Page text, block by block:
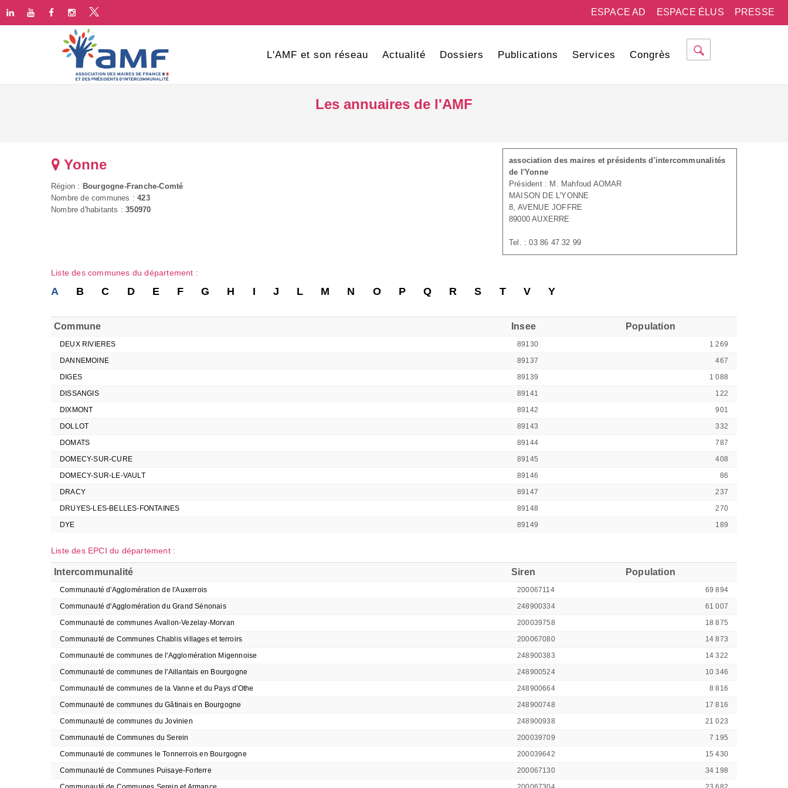
PRESSE
ESPACE ÉLUS
ESPACE AD
L'AMF et son réseau Actualité Dossiers Publications Services Congrès
Les annuaires de l'AMF
association des maires et présidents d'intercommunalités
de l'Yonne
Président : M. Mahfoud AOMAR
MAISON DE L'YONNE
8, AVENUE JOFFRE
89000 AUXERRE
Tel. : 03 86 47 32 99
Yonne
Région : Bourgogne-Franche-Comté
Nombre de communes :423
Nombre d'habitants :350970
Liste des communes du département :
A B C D E F G H I J L M N O P Q R S T V Y
Commune Insee Population
DEUX RIVIERES 89130
1 269
DANNEMOINE
89137
467
DIGES
89139
1 088
DISSANGIS
89141
122
DIXMONT
89142
901
DOLLOT
89143
332
DOMATS
89144
787
DOMECY-SUR-CURE
89145
408
DOMECY-SUR-LE-VAULT
89146
86
DRACY
89147
237
DRUYES-LES-BELLES-FONTAINES
89148
270
DYE
89149 189
Liste des EPCI du département :
Intercommunalité Siren Population
Communauté d'Agglomération de l'Auxerrois 200067114
69 894
Communauté d'Agglomération du Grand Sénonais
248900334
61 007
Communauté de communes Avallon-Vezelay-Morvan
200039758
18 875
Communauté de Communes Chablis villages et terroirs
200067080
14 873
Communauté de communes de l'Agglomération Migennoise
248900383
14 322
Communauté de communes de l'Aillantais en Bourgogne
248900524
10 346
Communauté de communes de la Vanne et du Pays d'Othe
248900664
8 816
Communauté de communes du Gâtinais en Bourgogne
248900748
17 816
Communauté de communes du Jovinien
248900938
21 023
Communauté de Communes du Serein
200039709
7 195
Communauté de communes le Tonnerrois en Bourgogne
200039642
15 430
Communauté de Communes Puisaye-Forterre
200067130
34 198